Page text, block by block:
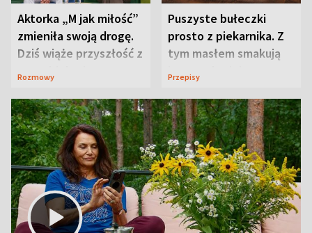
Aktorka „M jak miłość”
zmieniła swoją drogę.
Dziś wiąże przyszłość z
neurobiologią
Rozmowy
Puszyste bułeczki
prosto z piekarnika. Z
tym masłem smakują
jeszcze lepiej
Przepisy